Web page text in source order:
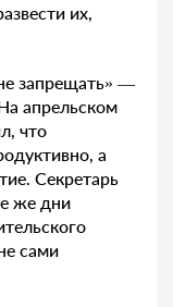
их,
запрещать» —
апрельском
что
а
Секретарь
же дни
сами